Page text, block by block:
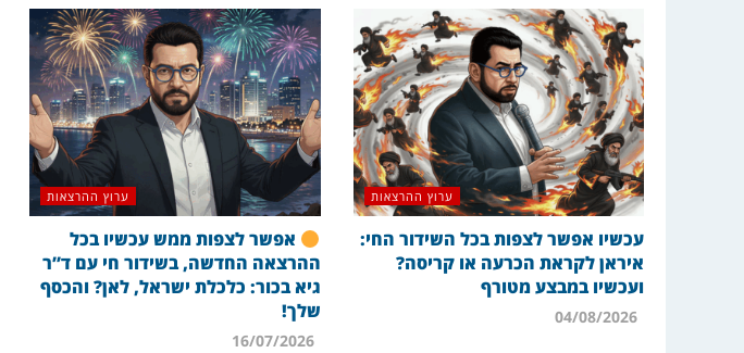
ערוץ ההרצאות
עכשיו אפשר לצפות בכל השידור החי:
איראן לקראת הכרעה או קריסה?
ועכשיו במבצע מטורף
ערוץ ההרצאות
אפשר לצפות ממש עכשיו בכל
ההרצאה החדשה, בשידור חי עם ד”ר
גיא בכור: כלכלת ישראל, לאן? והכסף
שלך!
16/07/2026